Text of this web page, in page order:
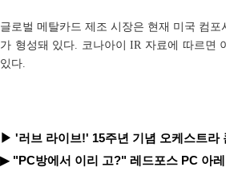
글로벌 메탈카드 제조 시장은 현재 미국 컴포
가 형성돼 있다. 코나아이 IR 자료에 따르면
있다.
▶ '러브 라이브!' 15주년 기념 오케스트라
▶ "PC방에서 이리 고?" 레드포스 PC 아